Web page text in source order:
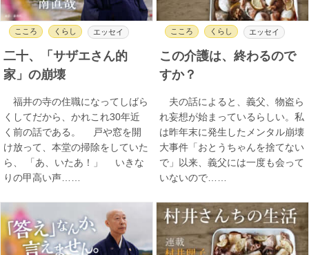
こころ くらし エッセイ
二十、「サザエさん的
家」の崩壊
福井の寺の住職になってしばら
くしてだから、かれこれ30年近
く前の話である。 戸や窓を開
け放って、本堂の掃除をしていた
ら、 「あ、いたあ！」 いきな
りの甲高い声……
こころ くらし エッセイ
この介護は、終わるので
すか？
夫の話によると、義父、物盗ら
れ妄想が始まっているらしい。私
は昨年末に発生したメンタル崩壊
大事件「おとうちゃんを捨てない
で」以来、義父には一度も会って
いないので……